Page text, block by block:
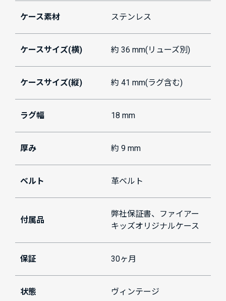
ケース素材 ステンレス
ケースサイズ(横) 約 36 mm(リューズ別)
ケースサイズ(縦) 約 41 mm(ラグ含む)
ラグ幅 18 mm
厚み 約 9 mm
ベルト 革ベルト
付属品
弊社保証書、ファイアー
キッズオリジナルケース
保証 30ヶ月
状態 ヴィンテージ